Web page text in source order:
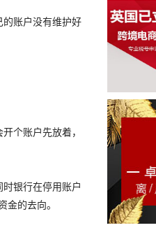
的账户没有维护好
个账户先放着，
银行在停用账户
的去向。